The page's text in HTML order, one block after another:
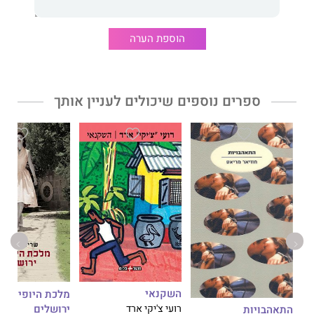
הוספת הערה
ספרים נוספים שיכולים לעניין אותך
התאהבויות
השקנאי
רועי צ'יקי ארד
מלכת היופי של
ירושלים